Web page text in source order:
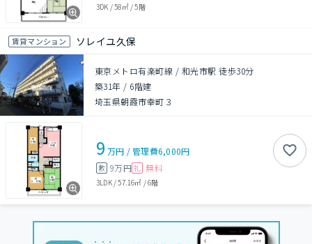
3DK /58㎡/5階
賃貸マンション ソレイユ久保
東京メトロ有楽町線 / 和光市駅 徒歩30分
築31年 / 6階建
埼玉県朝霞市幸町３
9 万円 /管理費6,000円
敷 9万円 礼 無料
3LDK/57.16㎡ /6階